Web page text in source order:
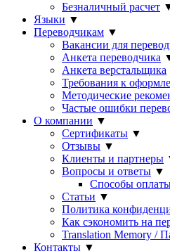
Безналичный расчет
Языки ▼
Переводчикам ▼
Вакансии для
Анкета переводчика
Анкета верстальщика
Требования к
Методические
Частые ошибки
О компании ▼
Сертификаты ▼
Отзывы ▼
Клиенты и партнеры
Вопросы и ответы ▼
Способы
Статьи ▼
Политика
Как сэкономить на
Translation Memory /
Контакты ▼